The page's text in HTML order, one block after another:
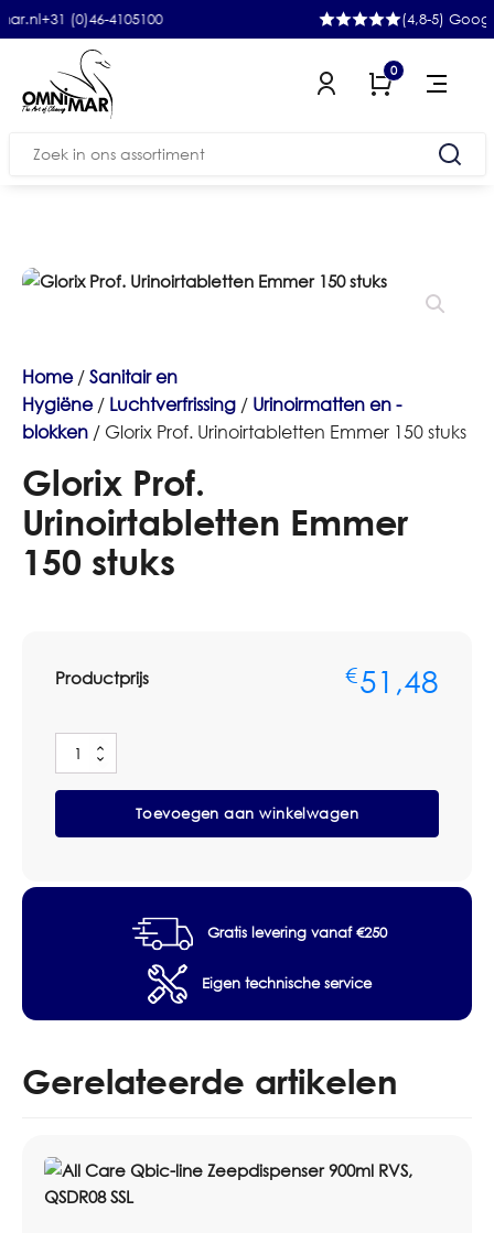
(0)46-4105100 (4,8-5) Google
0
Zoeken
Home/Sanitair en
Hygiëne/ Luchtverfrissing / Urinoirmatten en -
blokken / Glorix Prof. Urinoirtabletten Emmer 150 stuks
Glorix Prof.
Urinoirtabletten Emmer
150 stuks
Productprijs €51,48
Glorix
Prof.
Urinoirtabletten
150
Toevoegen aan winkelwagen
Gratis levering vanaf €250
Eigen technische service
Gerelateerde artikelen